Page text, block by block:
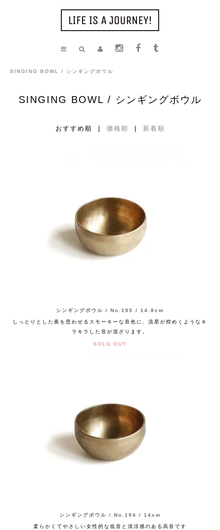
SINGING BOWL / シンギングボウル
SINGING BOWL / シンギングボウル
おすすめ順 | 価格順 新着順
シンギングボウル / No.195 / 14.8cm
しっとりとした夜を思わせるスモーキーな音色に、流星が煌めくようなキ
ラキラした音が混ざります。
SOLD OUT
シンギングボウル / No.194 / 14cm
柔らかくてやさしい女性的な低音と清涼感のある高音です